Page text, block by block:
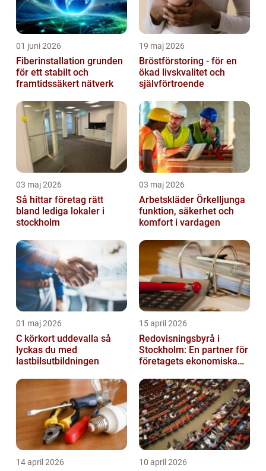
01 juni 2026
Fiberinstallation grunden
för ett stabilt och
framtidssäkert nätverk
19 maj 2026
Bröstförstoring - för en
ökad livskvalitet och
självförtroende
03 maj 2026
Så hittar företag rätt
bland lediga lokaler i
stockholm
03 maj 2026
Arbetskläder Örkelljunga
funktion, säkerhet och
komfort i vardagen
01 maj 2026
C körkort uddevalla så
lyckas du med
lastbilsutbildningen
15 april 2026
Redovisningsbyrå i
Stockholm: En partner för
företagets ekonomiska
14 april 2026 10 april 2026